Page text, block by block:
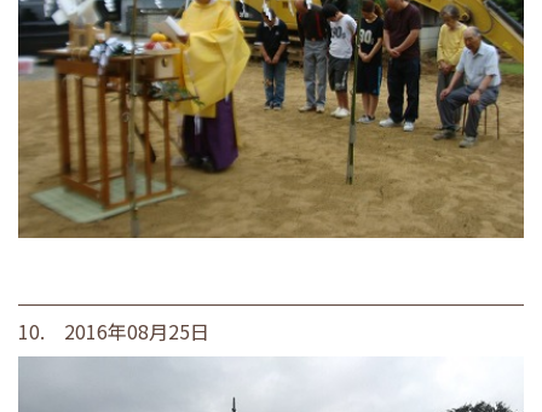
10. 2016年08月25日